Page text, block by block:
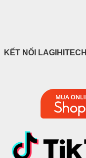
KẾT NỐI LAGIHITECH